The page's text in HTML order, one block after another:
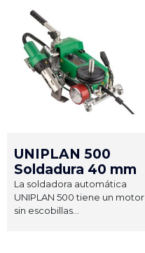
UNIPLAN 500
Soldadura 40 mm
La soldadora automática
UNIPLAN 500 tiene un motor
sin escobillas...